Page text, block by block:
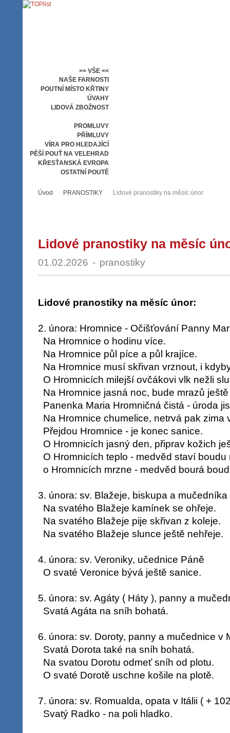
>> VŠE <<
NAŠE FARNOSTI
POUTNÍ MÍSTO KŘTINY
ÚVAHY
LIDOVÁ ZBOŽNOST
PROMLUVY
PŘÍMLUVY
VÍRA PRO HLEDAJÍCÍ
PĚŠÍ POUŤ NA VELEHRAD
KŘESŤANSKÁ EVROPA
OSTATNÍ POUTĚ
Úvod PRANOSTIKY Lidové pranostiky na měsíc únor
Lidové pranostiky na měsíc
01.02.2026 - pranostiky
Lidové pranostiky na měsíc únor:
2. února: Hromnice - Očišťování Panny
Na Hromnice o hodinu více.
Na Hromnice půl píce a půl krajíce.
Na Hromnice musí skřivan vrznout, i
O Hromnicích milejší ovčákovi vlk nežli
Na Hromnice jasná noc, bude mrazů
Panenka Maria Hromničná čistá - úroda
Na Hromnice chumelice, netrvá pak zima
Přejdou Hromnice - je konec sanice.
O Hromnicích jasný den, připrav kožich
O Hromnicích teplo - medvěd staví boudu
o Hromnicích mrzne - medvěd bourá
3. února: sv. Blažeje, biskupa a mučedníka
Na svatého Blažeje kamínek se ohřeje.
Na svatého Blažeje pije skřivan z koleje.
Na svatého Blažeje slunce ještě nehřeje.
4. února: sv. Veroniky, učednice Páně
O svaté Veronice bývá ještě sanice.
5. února: sv. Agáty ( Háty ), panny a
Svatá Agáta na sníh bohatá.
6. února: sv. Doroty, panny a mučednice v
Svatá Dorota také na sníh bohatá.
Na svatou Dorotu odmeť sníh od plotu.
O svaté Dorotě uschne košile na plotě.
7. února: sv. Romualda, opata v Itálii ( +
Svatý Radko - na poli hladko.